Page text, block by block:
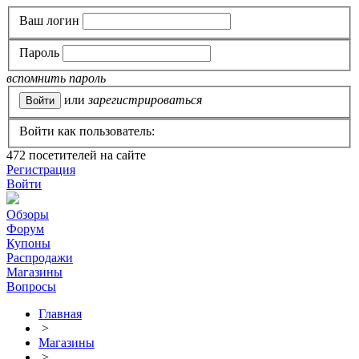
Ваш логин
Пароль
вспомнить пароль
или зарегистрироваться
Войти как пользователь:
472 посетителей на сайте
Регистрация
Войти
Обзоры
Форум
Купоны
Распродажи
Магазины
Вопросы
Главная
>
Магазины